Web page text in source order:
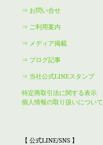
⇒ お問い合せ
⇒ ご利用案内
⇒ メディア掲載
⇒ ブログ記事
⇒ 当社公式LINEスタンプ
特定商取引法に関する表示
個人情報の取り扱いについて
【 公式LINE/SNS 】